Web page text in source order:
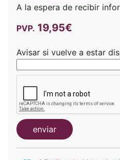
A la espera de recibir
PVP. 19,95€
Avisar si vuelve a estar
enviar